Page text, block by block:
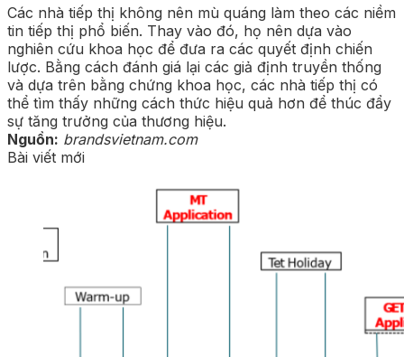
Các nhà tiếp thị không nên mù quáng làm theo các niềm
tin tiếp thị phổ biến. Thay vào đó, họ nên dựa vào
nghiên cứu khoa học để đưa ra các quyết định chiến
lược. Bằng cách đánh giá lại các giả định truyền thống
và dựa trên bằng chứng khoa học, các nhà tiếp thị có
thể tìm thấy những cách thức hiệu quả hơn để thúc đẩy
sự tăng trưởng của thương hiệu.
Nguồn: brandsvietnam.com
Bài viết mới